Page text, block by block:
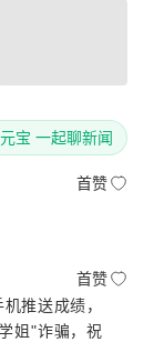
宝 一起聊新闻
首赞
首赞
推送成绩，
姐"诈骗，祝